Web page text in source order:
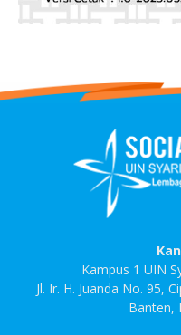
Kampus 1 UIN
Jl. Ir. H. Juanda No. 95,
Banten,